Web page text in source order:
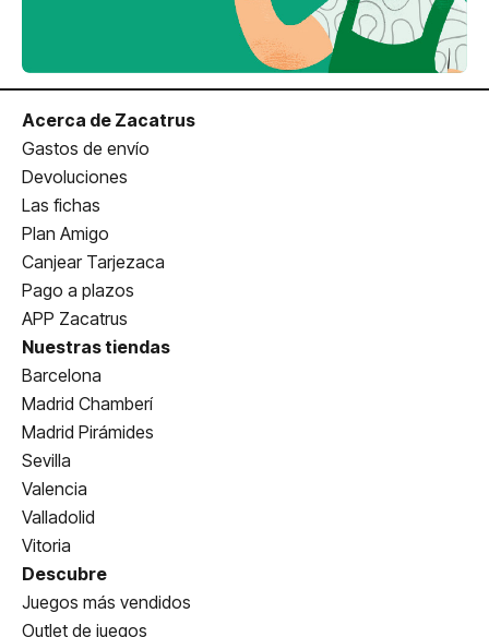
Acerca de Zacatrus
Gastos de envío
Devoluciones
Las fichas
Plan Amigo
Canjear Tarjezaca
Pago a plazos
APP Zacatrus
Nuestras tiendas
Barcelona
Madrid Chamberí
Madrid Pirámides
Sevilla
Valencia
Valladolid
Vitoria
Descubre
Juegos más vendidos
Outlet de juegos